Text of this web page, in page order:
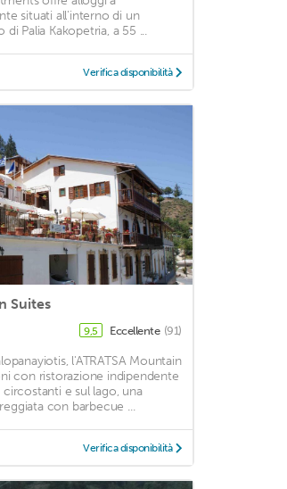
situati all'interno di un
Palia Kakopetria, a 55 ...
Verifica disponibilità
Suites
9,5 Eccellente (91)
l'ATRATSA Mountain
con ristorazione indipendente
e sul lago, una
con barbecue ...
Verifica disponibilità